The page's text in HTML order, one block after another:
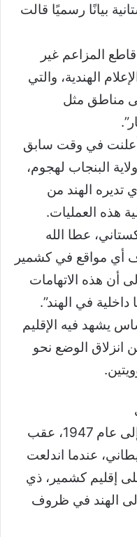
بيانًا رسميًا قالت
المزاعم غير
الهندية، والتي
مناطق مثل
أعلنت في وقت سابق
البنجاب لهجوم،
تديره الهند من
هذه العمليات.
عطا الله
أي مواقع في كشمير
أن هذه الاتهامات
في الهند”.
يشهد فيه الإقليم
انزلاق الوضع نحو
النزاع بين الهند وباكستان يعود إلى عام 1947، عقب
عندما اندلعت
إقليم كشمير، ذي
إلى الهند في ظروف